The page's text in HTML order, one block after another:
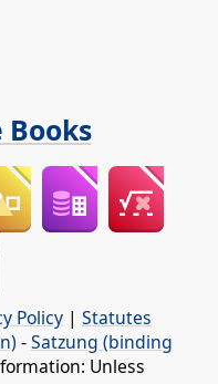
Policy | Statutes
-Satzung (binding
Unless